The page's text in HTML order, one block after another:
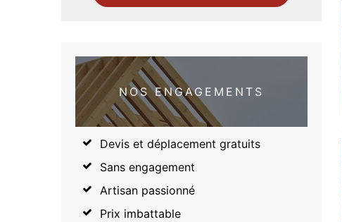
NOS ENGAGEMENTS
Devis et déplacement gratuits
Sans engagement
Artisan passionné
Prix imbattable